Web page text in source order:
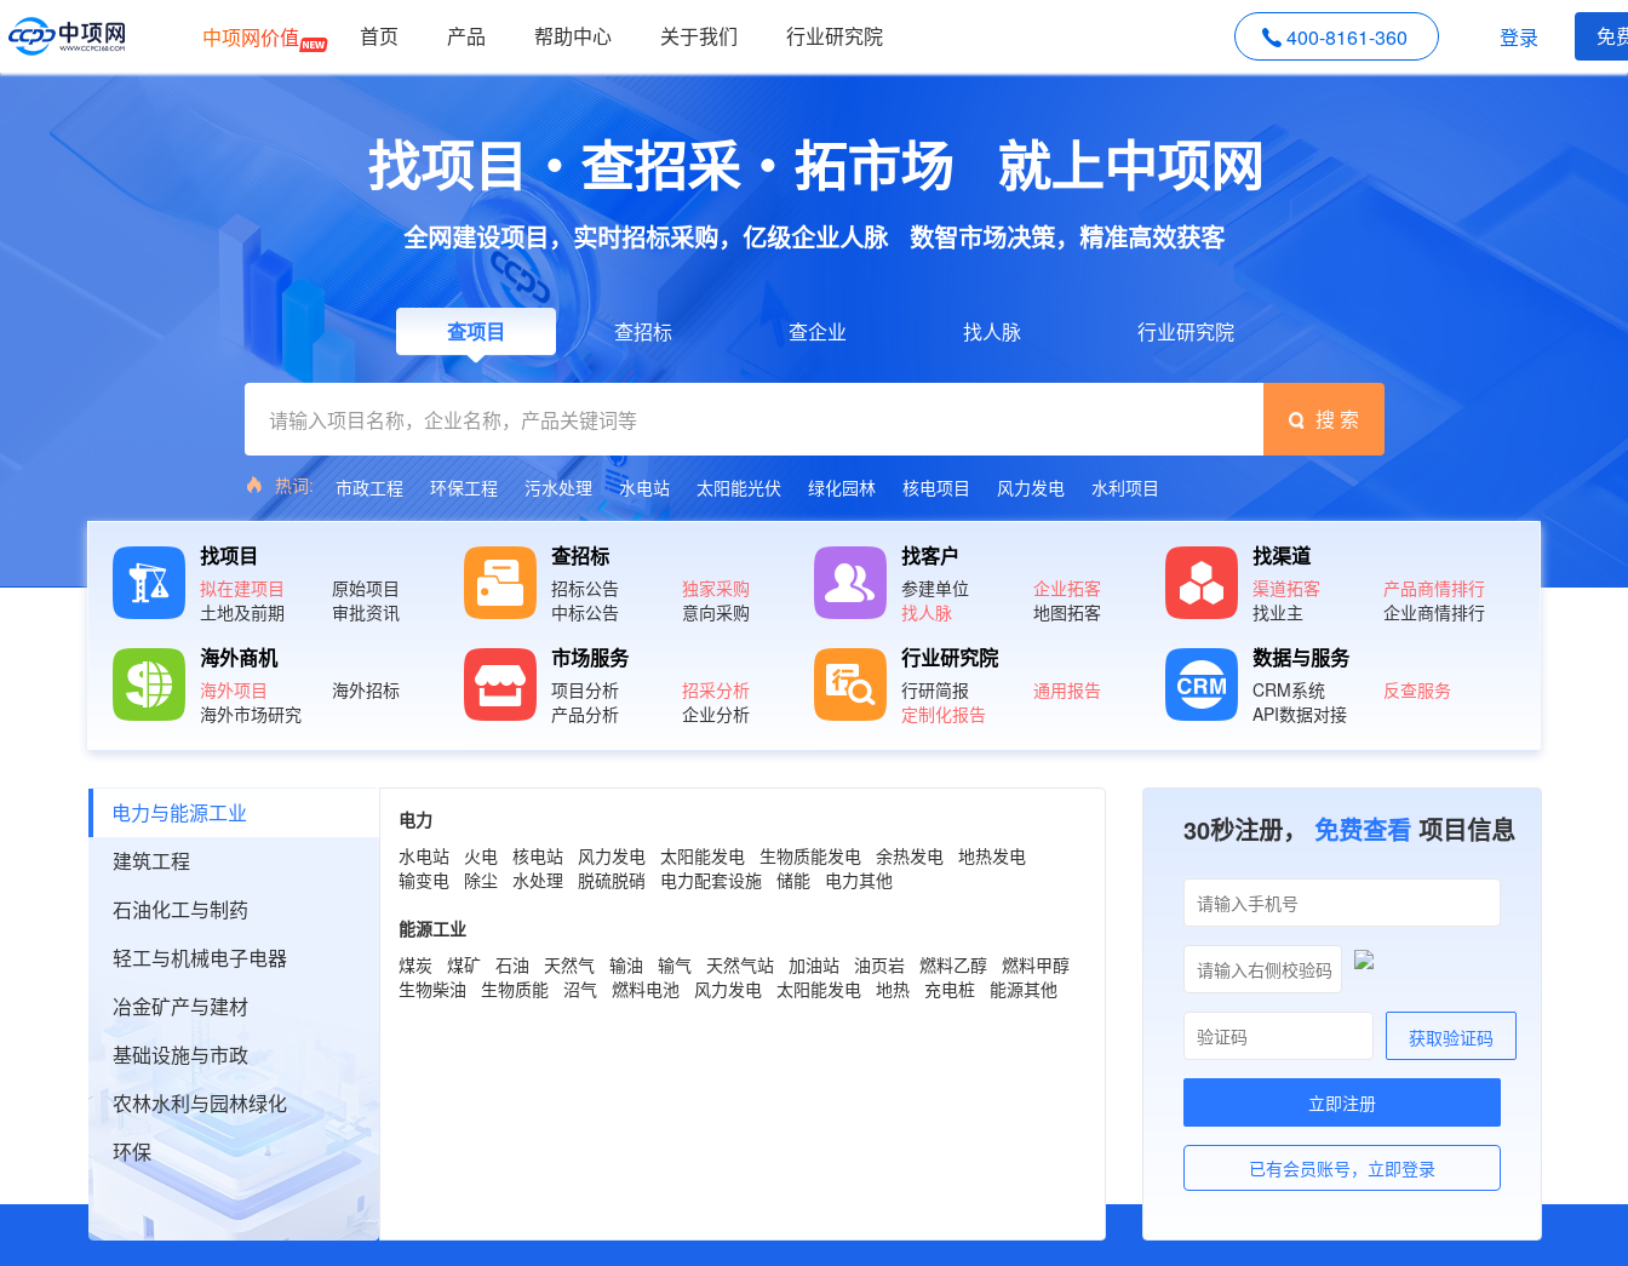
中项网价值 首页 产品 帮助中心 关于我们 行业研究院 400-8161-360 登录 免
找项目・查招采・拓市场 就上中项网
全网建设项目，实时招标采购，亿级企业人脉 数智市场决策，精准高效获客
查项目 查招标 查企业 找人脉 行业研究院
搜 索
热词: 市政工程 环保工程 污水处理 水电站 太阳能光伏 绿化园林 核电项目 风力发电 水利项目
找项目
拟在建项目
原始项目
土地及前期
审批资讯
查招标
招标公告
独家采购
中标公告
意向采购
找客户
参建单位
企业拓客
找人脉
地图拓客
找渠道
渠道拓客
产品商情排行
找业主
企业商情排行
海外商机
海外项目
海外招标
海外市场研究
市场服务
项目分析
招采分析
产品分析
企业分析
行业研究院
行研简报
通用报告
定制化报告
数据与服务
CRM系统
反查服务
API数据对接
电力与能源工业
建筑工程
石油化工与制药
轻工与机械电子电器
冶金矿产与建材
基础设施与市政
农林水利与园林绿化
环保
电力
水电站
火电 核电站 风力发电 太阳能发电 生物质能发电 余热发电 地热发电
输变电
除尘 水处理 脱硫脱硝 电力配套设施 储能
电力其他
能源工业
煤炭 煤矿 石油 天然气 输油 输气 天然气站 加油站 油页岩 燃料乙醇 燃料甲醇
生物柴油
生物质能 沼气 燃料电池 风力发电 太阳能发电 地热 充电桩 能源其他
30秒注册， 免费查看 项目信息
获取验证码
立即注册
已有会员账号，立即登录